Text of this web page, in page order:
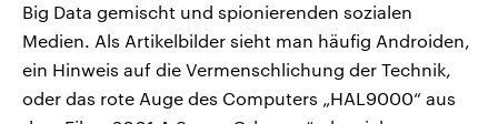
Big Data gemischt und spionierenden sozialen
Medien. Als Artikelbilder sieht man häufig Androiden,
ein Hinweis auf die Vermenschlichung der Technik,
oder das rote Auge des Computers „HAL9000“ aus